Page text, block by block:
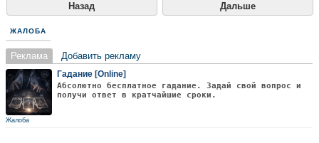
Назад Дальше
ЖАЛОБА
Реклама Добавить рекламу
Гадание [Online]
Абсолютно бесплатное гадание. Задай свой вопрос и
получи ответ в кратчайшие сроки.
Жалоба